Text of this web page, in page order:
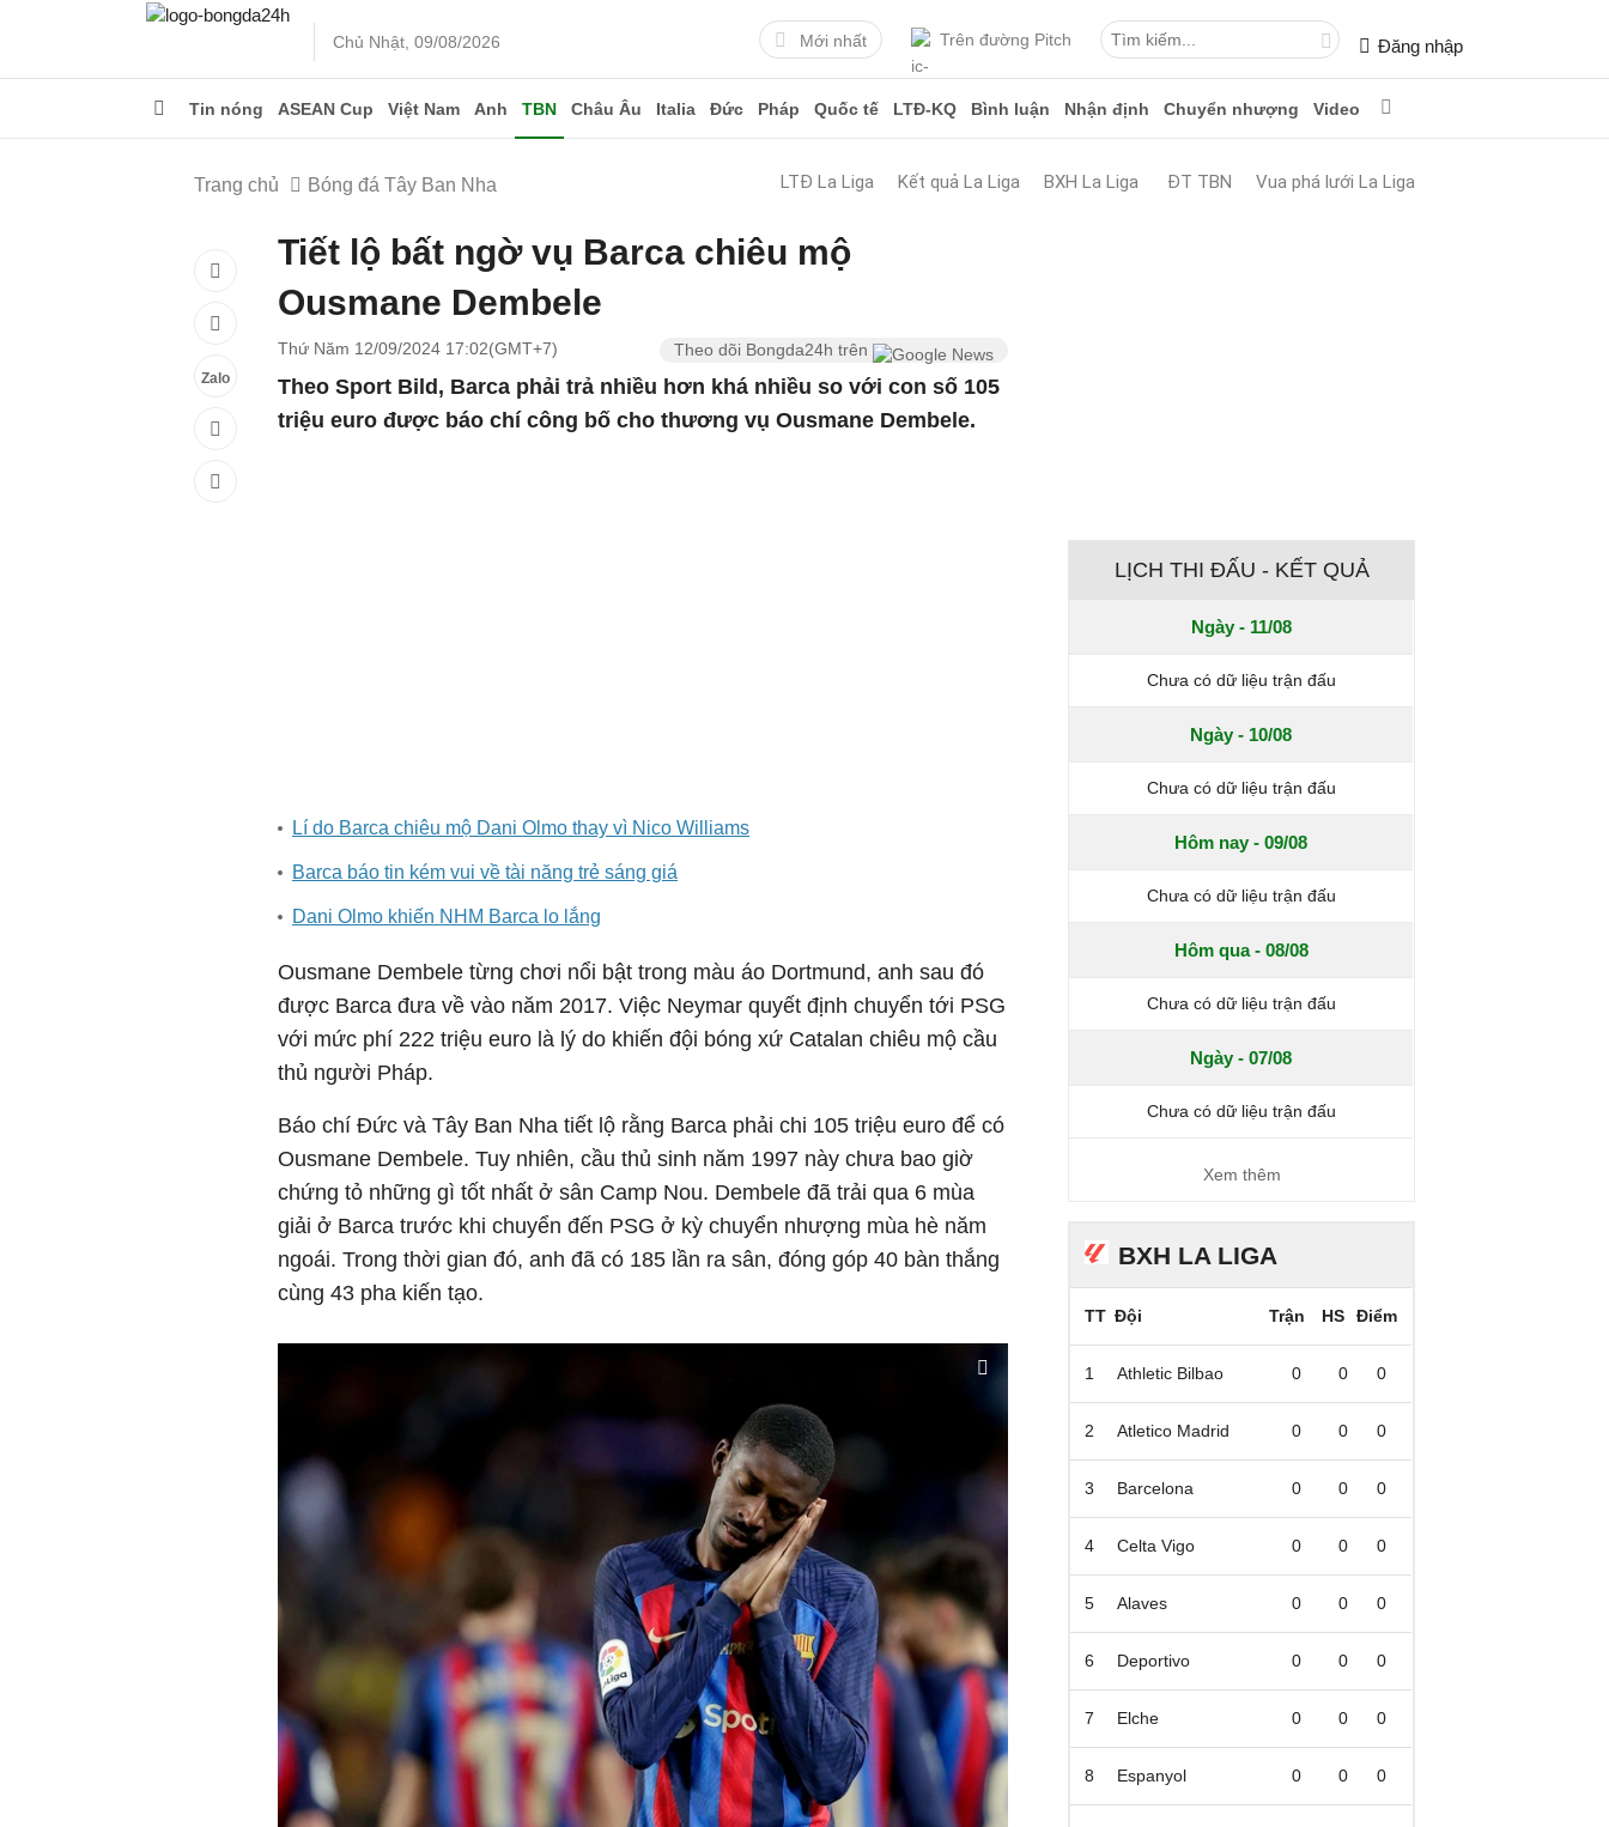
Chủ Nhật, 09/08/2026 Mới nhất Trên đường Pitch Đăng nhập
Tin nóng ASEAN Cup Việt Nam Anh TBN Châu Âu Italia Đức Pháp Quốc tế LTĐ-KQ Bình luận Nhận định Chuyển nhượng Video
Trang chủ Bóng đá Tây Ban Nha LTĐ La Liga Kết quả La Liga BXH La Liga ĐT TBN Vua phá lưới La Liga
Zalo
Tiết lộ bất ngờ vụ Barca chiêu mộ
Ousmane Dembele
Thứ Năm 12/09/2024 17:02(GMT+7) Theo dõi Bongda24h trên
Theo Sport Bild, Barca phải trả nhiều hơn khá nhiều so với con số 105
triệu euro được báo chí công bố cho thương vụ Ousmane Dembele.
Lí do Barca chiêu mộ Dani Olmo thay vì Nico Williams
Barca báo tin kém vui về tài năng trẻ sáng giá
Dani Olmo khiến NHM Barca lo lắng
Ousmane Dembele từng chơi nổi bật trong màu áo Dortmund, anh sau đó
được Barca đưa về vào năm 2017. Việc Neymar quyết định chuyển tới PSG
với mức phí 222 triệu euro là lý do khiến đội bóng xứ Catalan chiêu mộ cầu
thủ người Pháp.
Báo chí Đức và Tây Ban Nha tiết lộ rằng Barca phải chi 105 triệu euro để có
Ousmane Dembele. Tuy nhiên, cầu thủ sinh năm 1997 này chưa bao giờ
chứng tỏ những gì tốt nhất ở sân Camp Nou. Dembele đã trải qua 6 mùa
giải ở Barca trước khi chuyển đến PSG ở kỳ chuyển nhượng mùa hè năm
ngoái. Trong thời gian đó, anh đã có 185 lần ra sân, đóng góp 40 bàn thắng
cùng 43 pha kiến tạo.
LỊCH THI ĐẤU - KẾT QUẢ
Ngày - 11/08
Chưa có dữ liệu trận đấu
Ngày - 10/08
Chưa có dữ liệu trận đấu
Hôm nay - 09/08
Chưa có dữ liệu trận đấu
Hôm qua - 08/08
Chưa có dữ liệu trận đấu
Ngày - 07/08
Chưa có dữ liệu trận đấu
Xem thêm
BXH LA LIGA
TT Đội Trận HS Điểm
1 Athletic Bilbao 0 0 0
2 Atletico Madrid 0 0 0
3 Barcelona 0 0 0
4 Celta Vigo 0 0 0
5 Alaves 0 0 0
6 Deportivo 0 0 0
7 Elche 0 0 0
8 Espanyol 0 0 0